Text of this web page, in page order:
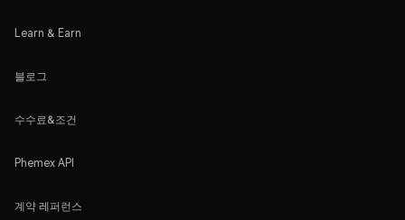
Learn & Earn
블로그
수수료&조건
Phemex API
계약 레퍼런스